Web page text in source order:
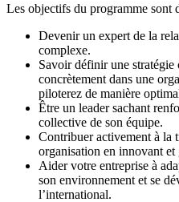
Les objectifs du programme sont
Devenir un expert de la
complexe.
Savoir définir une
concrètement dans une
piloterez de manière
Être un leader sachant
collective de son équipe.
Contribuer activement à la
organisation en innovant et
Aider votre entreprise à
son environnement et se
l’international.